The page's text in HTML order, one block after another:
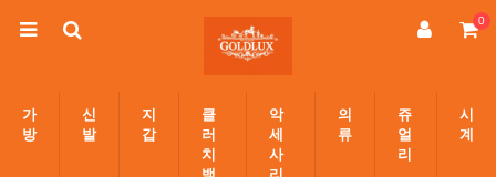
0
가
방
신
발
지
갑
클
러
치
악
세
사
의
류
쥬
얼
리
시
계